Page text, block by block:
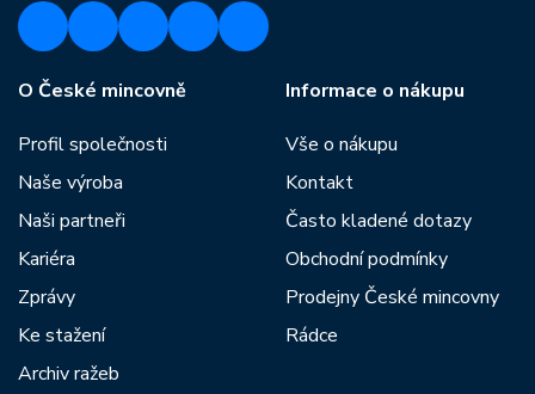
O České mincovně
Profil společnosti
Naše výroba
Naši partneři
Kariéra
Zprávy
Ke stažení
Archiv ražeb
Informace o nákupu
Vše o nákupu
Kontakt
Často kladené dotazy
Obchodní podmínky
Prodejny České mincovny
Rádce